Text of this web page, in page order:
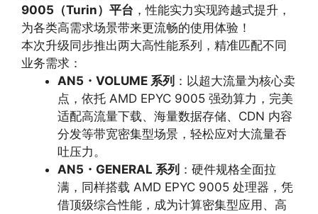
9005（Turin）平台 ，性能实力实现跨越式提升，
为各类高需求场景带来更流畅的使用体验！
本次升级同步推出两大高性能系列，精准匹配不同
业务需求：
AN5・VOLUME 系列 ：以超大流量为核心卖
点，依托 AMD EPYC 9005 强劲算力，完美
适配高流量下载、海量数据存储、CDN 内容
分发等带宽密集型场景，轻松应对大流量吞
吐压力。
AN5・GENERAL 系列 ：硬件规格全面拉
满，同样搭载 AMD EPYC 9005 处理器，凭
借顶级综合性能，成为计算密集型应用、高